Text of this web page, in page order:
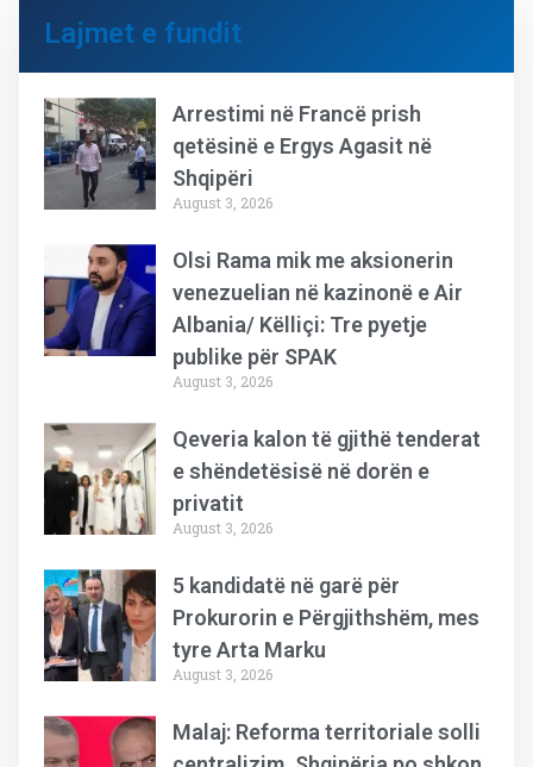
Lajmet e fundit
Arrestimi në Francë prish
qetësinë e Ergys Agasit në
Shqipëri
August 3, 2026
Olsi Rama mik me aksionerin
venezuelian në kazinonë e Air
Albania/ Këlliçi: Tre pyetje
publike për SPAK
August 3, 2026
Qeveria kalon të gjithë tenderat
e shëndetësisë në dorën e
privatit
August 3, 2026
5 kandidatë në garë për
Prokurorin e Përgjithshëm, mes
tyre Arta Marku
August 3, 2026
Malaj: Reforma territoriale solli